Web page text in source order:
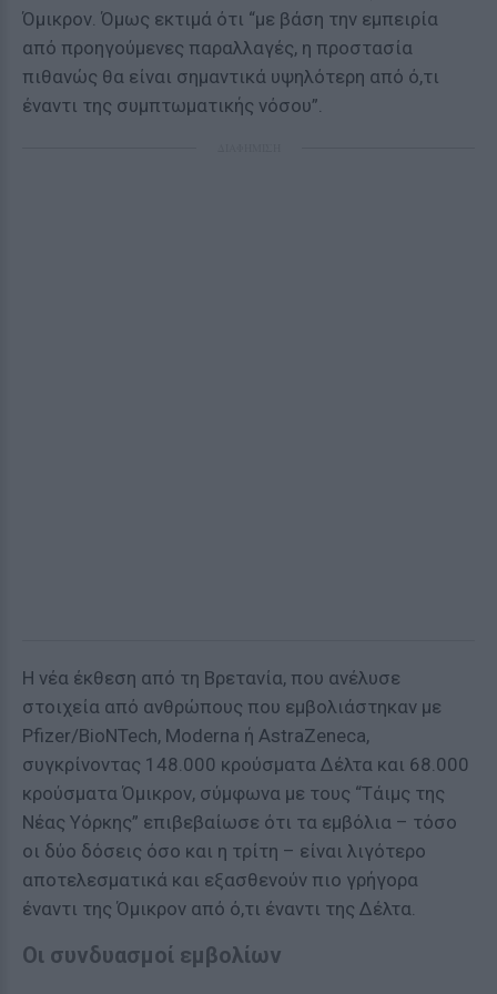
Όμικρον. Όμως εκτιμά ότι “με βάση την εμπειρία
από προηγούμενες παραλλαγές, η προστασία
πιθανώς θα είναι σημαντικά υψηλότερη από ό,τι
έναντι της συμπτωματικής νόσου”.
Η νέα έκθεση από τη Βρετανία, που ανέλυσε
στοιχεία από ανθρώπους που εμβολιάστηκαν με
Pfizer/BioNTech, Moderna ή AstraZeneca,
συγκρίνοντας 148.000 κρούσματα Δέλτα και 68.000
κρούσματα Όμικρον, σύμφωνα με τους “Τάιμς της
Νέας Υόρκης” επιβεβαίωσε ότι τα εμβόλια – τόσο
οι δύο δόσεις όσο και η τρίτη – είναι λιγότερο
αποτελεσματικά και εξασθενούν πιο γρήγορα
έναντι της Όμικρον από ό,τι έναντι της Δέλτα.
Οι συνδυασμοί εμβολίων